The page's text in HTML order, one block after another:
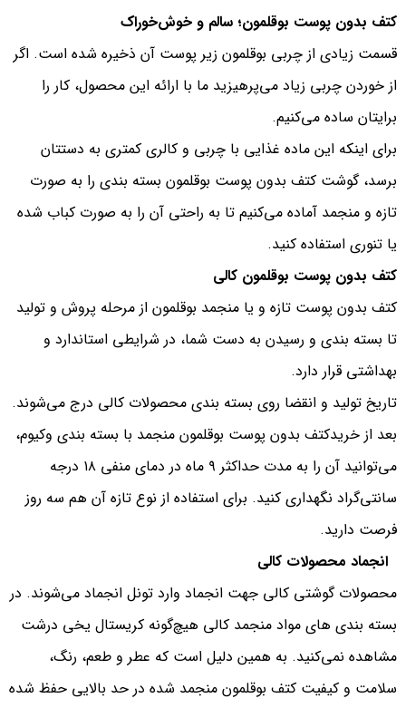
کتف بدون پوست بوقلمون؛ سالم و خوش‌خوراک
قسمت زیادی از چربی بوقلمون زیر پوست آن ذخیره شده است. اگر
از خوردن چربی زیاد می‌پرهیزید ما با ارائه این محصول، کار را
برایتان ساده می‌کنیم.
برای اینکه این ماده غذایی با چربی و کالری کمتری به دستتان
برسد، گوشت کتف بدون پوست بوقلمون بسته بندی را به صورت
تازه و منجمد آماده می‌کنیم تا به راحتی آن را به صورت کباب شده
یا تنوری استفاده کنید.
کتف بدون پوست بوقلمون کالی
کتف بدون پوست تازه و یا منجمد بوقلمون از مرحله پروش و تولید
تا بسته بندی و رسیدن به دست شما، در شرایطی استاندارد و
بهداشتی قرار دارد.
تاریخ تولید و انقضا روی بسته بندی محصولات کالی درج می‌شوند.
بعد از خریدکتف بدون پوست بوقلمون منجمد با بسته بندی وکیوم،
می‌توانید آن را به مدت حداکثر ۹ ماه در دمای منفی ۱۸ درجه
سانتی‌گراد نگهداری کنید. برای استفاده از نوع تازه آن هم سه روز
فرصت دارید.
انجماد محصولات کالی
محصولات گوشتی کالی جهت انجماد وارد تونل انجماد می‌شوند. در
بسته بندی های مواد منجمد کالی هیچ‌گونه کریستال‌ یخی درشت
مشاهده نمی‌کنید. به همین دلیل است که عطر و طعم، رنگ،
سلامت و کیفیت کتف بوقلمون منجمد شده در حد بالایی حفظ شده